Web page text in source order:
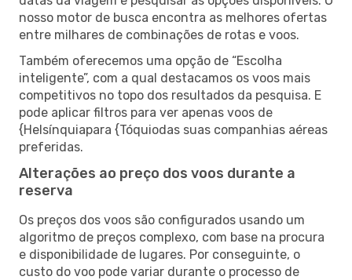
nosso motor de busca encontra as melhores ofertas
entre milhares de combinações de rotas e voos.
Também oferecemos uma opção de “Escolha
inteligente”, com a qual destacamos os voos mais
competitivos no topo dos resultados da pesquisa. E
pode aplicar filtros para ver apenas voos de
{Helsínquiapara {Tóquiodas suas companhias aéreas
preferidas.
Alterações ao preço dos voos durante a
reserva
Os preços dos voos são configurados usando um
algoritmo de preços complexo, com base na procura
e disponibilidade de lugares. Por conseguinte, o
custo do voo pode variar durante o processo de